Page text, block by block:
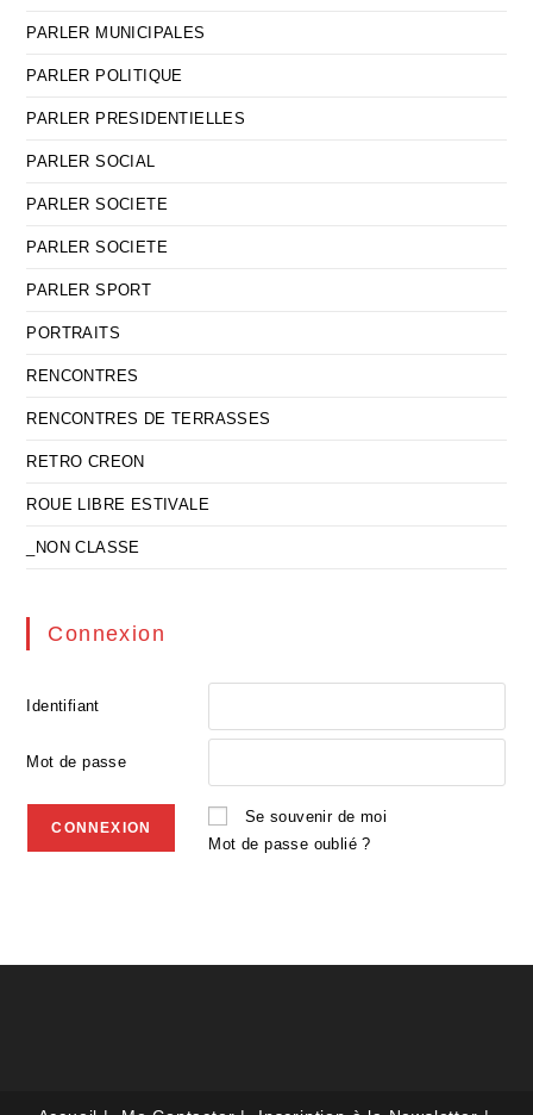
PARLER MUNICIPALES
PARLER POLITIQUE
PARLER PRESIDENTIELLES
PARLER SOCIAL
PARLER SOCIETE
PARLER SOCIETE
PARLER SPORT
PORTRAITS
RENCONTRES
RENCONTRES DE TERRASSES
RETRO CREON
ROUE LIBRE ESTIVALE
_NON CLASSE
Connexion
Identifiant
Mot de passe
Se souvenir de moi
Mot de passe oublié ?